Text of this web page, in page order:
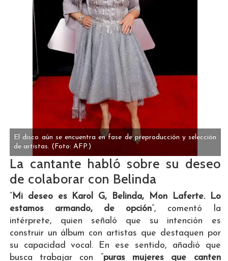
El disco aún se encuentra en fase de preproducción y selección
de artistas. (Foto: AFP.)
La cantante habló sobre su deseo
de colaborar con Belinda
“Mi deseo es Karol G, Belinda, Mon Laferte. Lo
estamos armando, de opción”, comentó la
intérprete, quien señaló que su intención es
construir un álbum con artistas que destaquen por
su capacidad vocal. En ese sentido, añadió que
busca trabajar con “puras mujeres que canten